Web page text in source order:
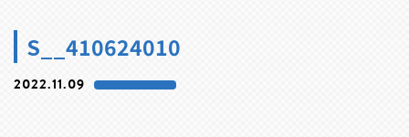
S__410624010
2022.11.09